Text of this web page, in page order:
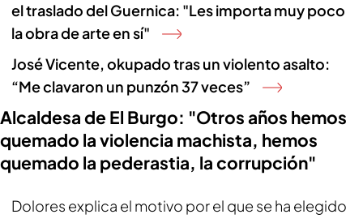
el traslado del Guernica: "Les importa muy poco
la obra de arte en sí"
José Vicente, okupado tras un violento asalto:
“Me clavaron un punzón 37 veces”
Alcaldesa de El Burgo: "Otros años hemos
quemado la violencia machista, hemos
quemado la pederastia, la corrupción"
Dolores explica el motivo por el que se ha elegido